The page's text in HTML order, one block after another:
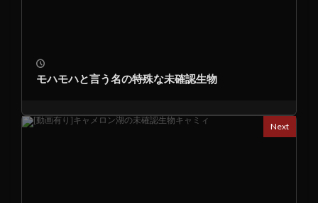
モハモハと言う名の特殊な未確認生物
Next